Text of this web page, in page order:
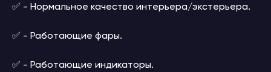
✅ - Нормальное качество интерьера/экстерьера.
✅ - Работающие фары.
✅ - Работающие индикаторы.